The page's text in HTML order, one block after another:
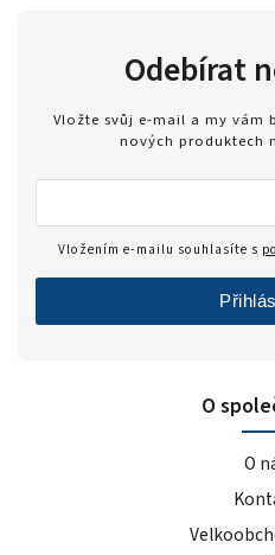
O
O
Odebírat
Vložte svůj e-mail a my vám
nových produktech
Vložením e-mailu souhlasíte s